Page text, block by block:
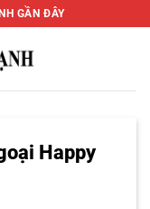
GẦN ĐÂY
Happy